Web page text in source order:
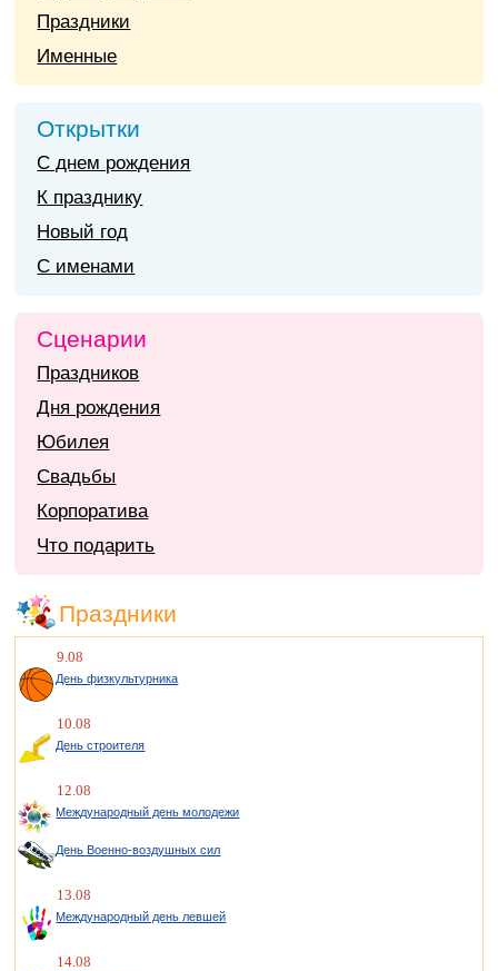
Праздники
Именные
Открытки
С днем рождения
К празднику
Новый год
С именами
Сценарии
Праздников
Дня рождения
Юбилея
Свадьбы
Корпоратива
Что подарить
Праздники
9.08
День физкультурника
10.08
День строителя
12.08
Международный день молодежи
День Военно-воздушных сил
13.08
Международный день левшей
14.08